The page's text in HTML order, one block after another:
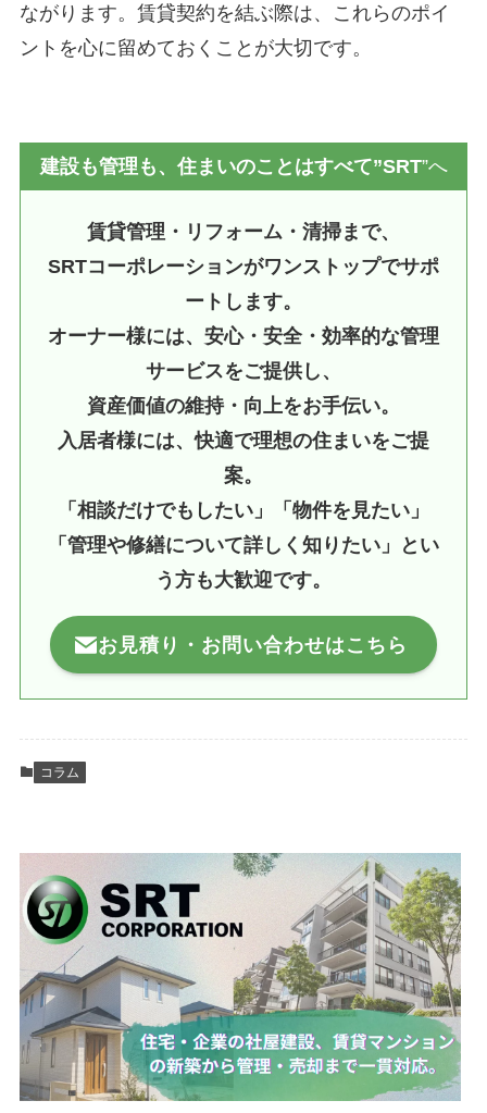
ながります。賃貸契約を結ぶ際は、これらのポイ
ントを心に留めておくことが大切です。
建設も管理も、住まいのことはすべて”SRT”へ
賃貸管理・リフォーム・清掃まで、
SRTコーポレーションがワンストップでサポ
ートします。
オーナー様には、安心・安全・効率的な管理
サービスをご提供し、
資産価値の維持・向上をお手伝い。
入居者様には、快適で理想の住まいをご提
案。
「相談だけでもしたい」「物件を見たい」
「管理や修繕について詳しく知りたい」とい
う方も大歓迎です。
お見積り・お問い合わせはこちら
コラム